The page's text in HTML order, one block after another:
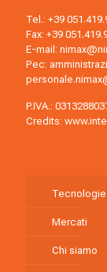
Tel.: +39
Fax: +39
E-mail:
Pec:
P.IVA.:
Credits:
Tecnologie
Mercati
Chi siamo